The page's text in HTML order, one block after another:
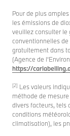
Pour de plus
les émissions de
veuillez consulter
conventionnelles
gratuitement dans
(Agence de
https://
[2] Les valeurs
méthode de
divers facteurs, tels
conditions
climatisation), les